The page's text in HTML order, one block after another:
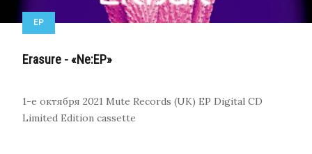
EP
Erasure - «Ne:EP»
1-е октября 2021 Mute Records (UK) EP Digital CD
Limited Edition cassette